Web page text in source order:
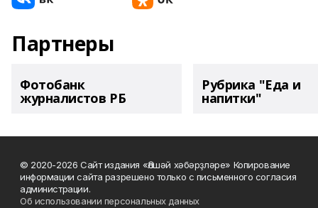
Партнеры
Фотобанк
журналистов РБ
Рубрика "Еда и
напитки"
© 2020-2026 Сайт издания «Әлшәй хәбәрҙләре» Копирование
информации сайта разрешено только с письменного согласия
администрации.
Об использовании персональных данных